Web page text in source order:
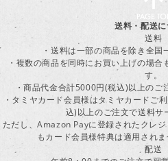
送料・配送
送料
・送料は一部の商品を除き全国
・複数の商品を同時にお買い上げの場
す。
・商品代金合計5000円(税込)以上のご
・タミヤカード会員様はタミヤカードご
込)以上のご注文で送料サ
ただし、Amazon Payに登録されたクレ
もカード会員様特典は適用され
配送